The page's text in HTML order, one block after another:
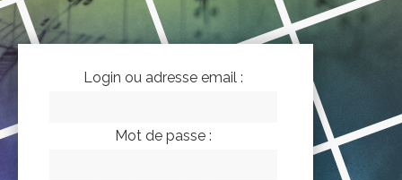
Login ou adresse email :
Mot de passe :